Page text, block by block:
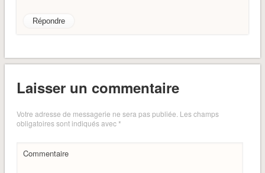
Répondre
Laisser un commentaire
Votre adresse de messagerie ne sera pas publiée. Les champs
obligatoires sont indiqués avec*
Commentaire